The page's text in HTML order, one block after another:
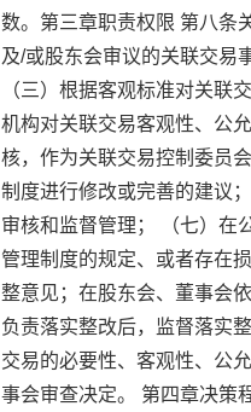
数。第三章职责权限 第八条
及/或股东会审议的关联交易
（三）根据客观标准对关联
机构对关联交易客观性、公
核，作为关联交易控制委员
制度进行修改或完善的建议
审核和监督管理； （七）在
管理制度的规定、或者存在
整意见；在股东会、董事会
负责落实整改后，监督落实
交易的必要性、客观性、公
事会审查决定。 第四章决策